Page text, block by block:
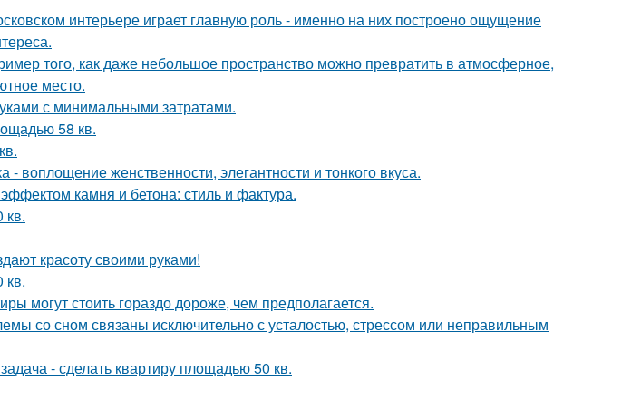
интерьере играет главную роль - именно на них построено ощущение
того, как даже небольшое пространство можно превратить в атмосферное,
место.
с минимальными затратами.
58 кв.
- воплощение женственности, элегантности и тонкого вкуса.
камня и бетона: стиль и фактура.
кв.
красоту своими руками!
кв.
могут стоить гораздо дороже, чем предполагается.
со сном связаны исключительно с усталостью, стрессом или неправильным
- сделать квартиру площадью 50 кв.